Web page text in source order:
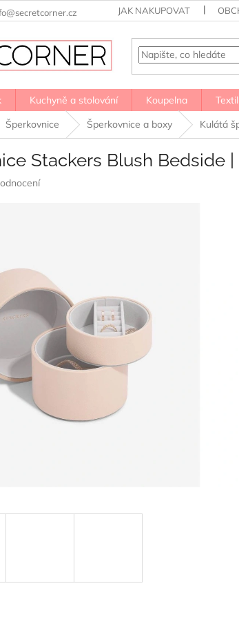
JAK NAKUPOVAT
Kuchyně a stolování Koupelna Textil
Šperkovnice Šperkovnice a boxy Kulátá
Stackers Blush Bedside |